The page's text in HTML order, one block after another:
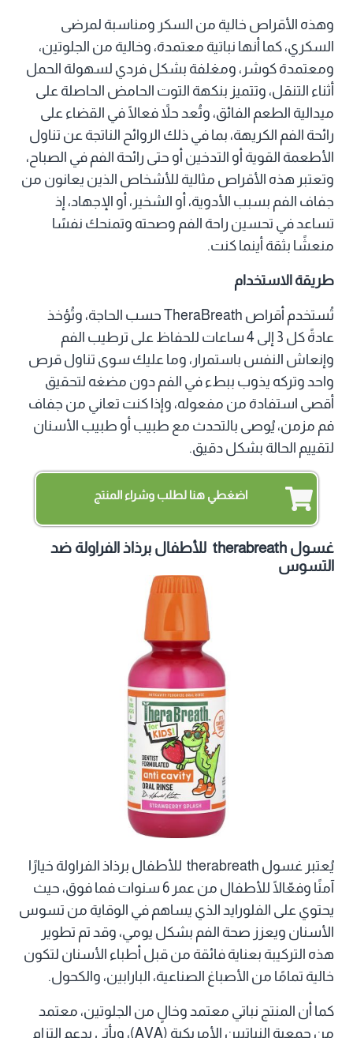
وهذه الأقراص خالية من السكر ومناسبة لمرضى
السكري، كما أنها نباتية معتمدة، وخالية من الجلوتين،
ومعتمدة كوشر، ومغلفة بشكل فردي لسهولة الحمل
أثناء التنقل، وتتميز بنكهة التوت الحامض الحاصلة على
ميدالية الطعم الفائق، وتُعد حلاً فعالًا في القضاء على
رائحة الفم الكريهة، بما في ذلك الروائح الناتجة عن تناول
الأطعمة القوية أو التدخين أو حتى رائحة الفم في الصباح،
وتعتبر هذه الأقراص مثالية للأشخاص الذين يعانون من
جفاف الفم بسبب الأدوية، أو الشخير، أو الإجهاد، إذ
تساعد في تحسين راحة الفم وصحته وتمنحك نفسًا
منعشًا بثقة أينما كنت.
طريقة الاستخدام
تُستخدم أقراص TheraBreath حسب الحاجة، وتُؤخذ
عادةً كل 3 إلى 4 ساعات للحفاظ على ترطيب الفم
وإنعاش النفس باستمرار، وما عليك سوى تناول قرص
واحد وتركه يذوب ببطء في الفم دون مضغه لتحقيق
أقصى استفادة من مفعوله، وإذا كنت تعاني من جفاف
فم مزمن، يُوصى بالتحدث مع طبيب أو طبيب الأسنان
لتقييم الحالة بشكل دقيق.
اضغطي هنا لطلب وشراء المنتج
غسول therabreath للأطفال برذاذ الفراولة
ضد
التسوس
يُعتبر غسول therabreath للأطفال برذاذ الفراولة خيارًا
آمنًا وفعّالًا للأطفال من عمر 6 سنوات فما فوق، حيث
يحتوي على الفلورايد الذي يساهم في الوقاية من تسوس
الأسنان ويعزز صحة الفم بشكل يومي، وقد تم تطوير
هذه التركيبة بعناية فائقة من قبل أطباء الأسنان لتكون
خالية تمامًا من الأصباغ الصناعية، البارابين، والكحول.
كما أن المنتج نباتي معتمد وخالٍ من الجلوتين، معتمد
من جمعية النباتيين الأمريكية (AVA)، ويأتي بدعم التزام